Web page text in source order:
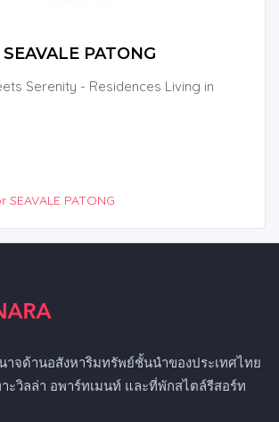
SEAVALE PATONG
Serenity - Residences Living in
PATONG
าจด้านอสังหาริมทรัพย์ชั้นนำของประเทศไทย
ะวิลล่า อพาร์ทเมนท์ และที่พักสไตล์รีสอร์ท